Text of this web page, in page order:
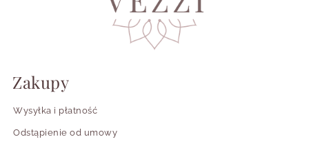
Zakupy
Wysyłka i płatność
Odstąpienie od umowy